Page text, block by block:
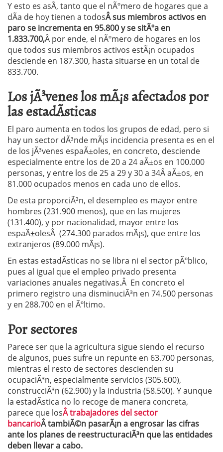
Y esto es asÃ­, tanto que el nÃºmero de hogares que a
dÃ­a de hoy tienen a todosÂ sus miembros activos en
paro se incrementa en 95.800 y se sitÃºa en
1.833.700,Â por ende, el nÃºmero de hogares en los
que todos sus miembros activos estÃ¡n ocupados
desciende en 187.300, hasta situarse en un total de
833.700.
Los jÃ³venes los mÃ¡s afectados por
las estadÃ­sticas
El paro aumenta en todos los grupos de edad, pero si
hay un sector dÃ³nde mÃ¡s incidencia presenta es en el
de los jÃ³venes espaÃ±oles, en concreto, desciende
especialmente entre los de 20 a 24 aÃ±os en 100.000
personas, y entre los de 25 a 29 y 30 a 34Â aÃ±os, en
81.000 ocupados menos en cada uno de ellos.
De esta proporciÃ³n, el desempleo es mayor entre
hombres (231.900 menos), que en las mujeres
(131.400), y por nacionalidad, mayor entre los
espaÃ±olesÂ (274.300 parados mÃ¡s), que entre los
extranjeros (89.000 mÃ¡s).
En estas estadÃ­sticas no se libra ni el sector pÃºblico,
pues al igual que el empleo privado presenta
variaciones anuales negativas.Â En concreto el
primero registro una disminuciÃ³n en 74.500 personas
y en 288.700 en el Ãºltimo.
Por sectores
Parece ser que la agricultura sigue siendo el recurso
de algunos, pues sufre un repunte en 63.700 personas,
mientras el resto de sectores descienden su
ocupaciÃ³n, especialmente servicios (305.600),
construcciÃ³n (62.900) y la industria (58.500). Y aunque
la estadÃ­stica no lo recoge de manera concreta,
parece que losÂ trabajadores del sector
bancarioÂ tambiÃ©n pasarÃ¡n a engrosar las cifras
ante los planes de reestructuraciÃ³n que las entidades
deben llevar a cabo.